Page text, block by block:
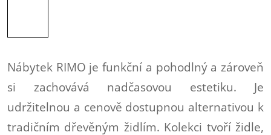
Nábytek RIMO je funkční a pohodlný a zároveň
si zachovává nadčasovou estetiku. Je
udržitelnou a cenově dostupnou alternativou k
tradičním dřevěným židlím. Kolekci tvoří židle,